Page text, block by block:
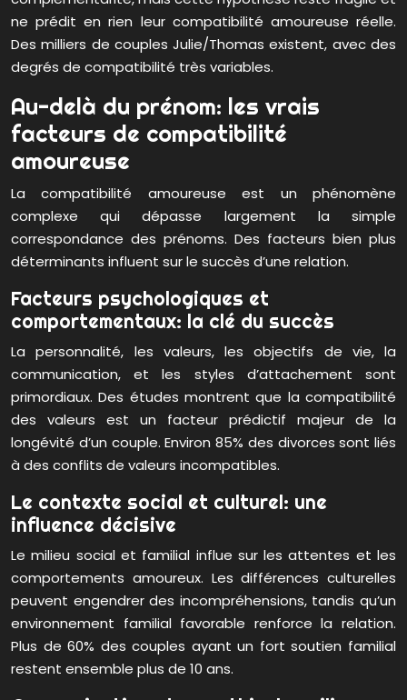
ne prédit en rien leur compatibilité amoureuse réelle.
Des milliers de couples Julie/Thomas existent, avec des
degrés de compatibilité très variables.
Au-delà du prénom: les vrais
facteurs de compatibilité
amoureuse
La compatibilité amoureuse est un phénomène
complexe qui dépasse largement la simple
correspondance des prénoms. Des facteurs bien plus
déterminants influent sur le succès d’une relation.
Facteurs psychologiques et
comportementaux: la clé du succès
La personnalité, les valeurs, les objectifs de vie, la
communication, et les styles d’attachement sont
primordiaux. Des études montrent que la compatibilité
des valeurs est un facteur prédictif majeur de la
longévité d’un couple. Environ 85% des divorces sont liés
à des conflits de valeurs incompatibles.
Le contexte social et culturel: une
influence décisive
Le milieu social et familial influe sur les attentes et les
comportements amoureux. Les différences culturelles
peuvent engendrer des incompréhensions, tandis qu’un
environnement familial favorable renforce la relation.
Plus de 60% des couples ayant un fort soutien familial
restent ensemble plus de 10 ans.